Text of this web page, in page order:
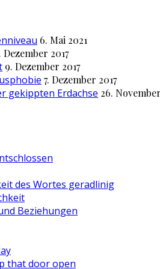
6. Mai 2021
Dezember 2017
9. Dezember 2017
7. Dezember 2017
gekippten Erdachse 26.
des Wortes geradlinig
Beziehungen
that door open